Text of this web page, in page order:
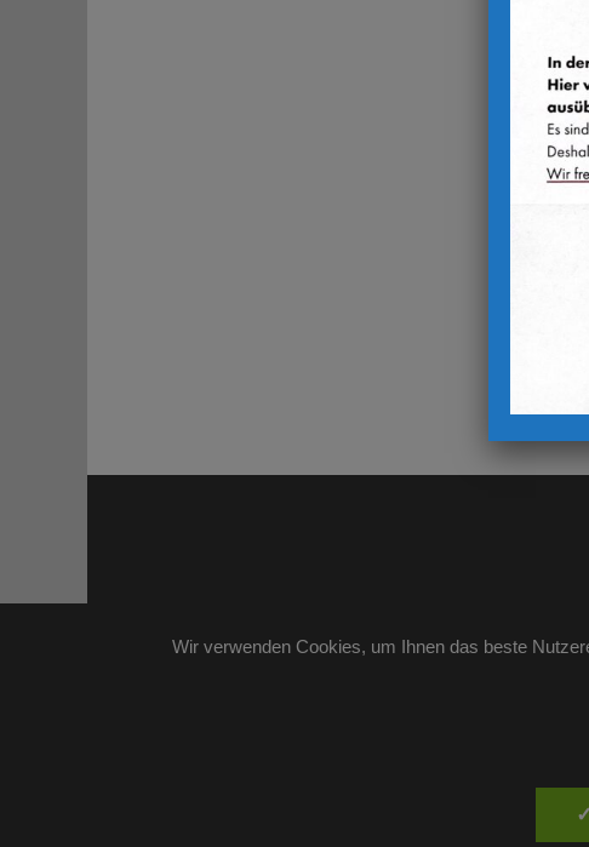
Wir verwenden Cookies, um Ihnen das beste